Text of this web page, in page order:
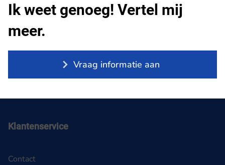
Ik weet genoeg! Vertel mij
meer.
Vraag informatie aan
Klantenservice
Contact